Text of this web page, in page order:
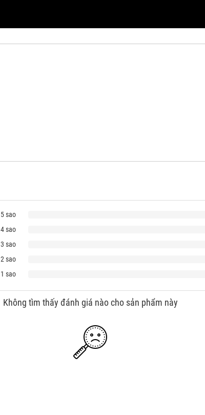
5 sao
4 sao
3 sao
2 sao
1 sao
Không tìm thấy đánh giá nào cho sản phẩm này